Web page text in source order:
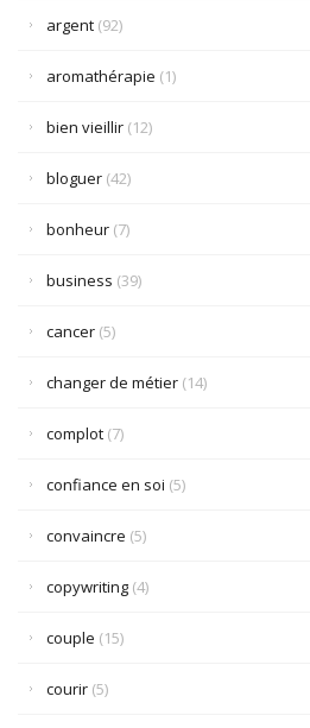
argent (92)
aromathérapie (1)
bien vieillir (12)
bloguer (42)
bonheur (7)
business (39)
cancer (5)
changer de métier (14)
complot (7)
confiance en soi (5)
convaincre (5)
copywriting (4)
couple (15)
courir (5)